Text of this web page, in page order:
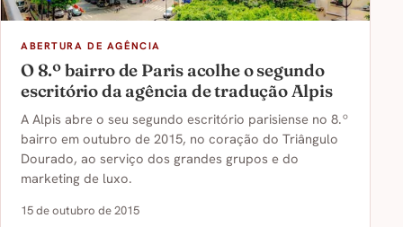
ABERTURA DE AGÊNCIA
O 8.º bairro de Paris acolhe o segundo
escritório da agência de tradução Alpis
A Alpis abre o seu segundo escritório parisiense no 8.º
bairro em outubro de 2015, no coração do Triângulo
Dourado, ao serviço dos grandes grupos e do
marketing de luxo.
15 de outubro de 2015